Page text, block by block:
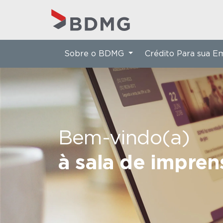
Bem-vindo(a)
à sala de
Sobre o BDMG Crédito Para sua